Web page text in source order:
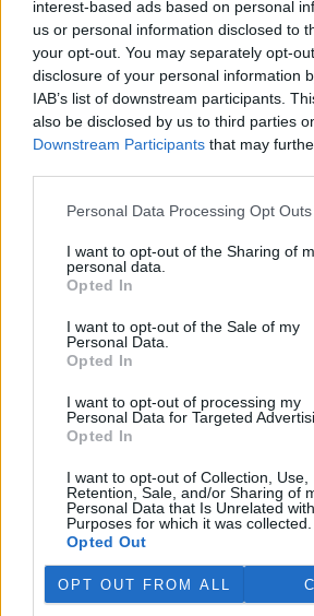
interest-based ads based on personal
us or personal information disclosed to
your opt-out. You may separately opt-
disclosure of your personal information
IAB’s list of downstream participants.
also be disclosed by us to third parties
Downstream Participants that may
Personal Data Processing Opt Outs
I want to opt-out of the Sharing of
personal data.
Opted In
I want to opt-out of the Sale of my
Personal Data.
Opted In
I want to opt-out of processing my
Personal Data for Targeted
Opted In
I want to opt-out of Collection, Use,
Retention, Sale, and/or Sharing of
Personal Data that Is Unrelated
Purposes for which it was collected.
Opted Out
OPT OUT FROM ALL
krajích
ptáků.
zajištěním zvířat celníkům pomohly zoo v
ostravské zahradě také papoušci nalezli
tiskové zprávě nawebucelníků to oznámila
Martina Kaňková. Případem se zabývá
Island vyhostí aktivisty bojující proti
pronásledovali velrybáře
5.8.2026 19:54 ( ČTK)
poté,
jejich loď, která pronásledovala velrybářské
Watsona jsou od té doby zadržováni v
palubě nebyl. Píše o tom agentura AFP s
policii.
Záchranná stanice v Praze přijímá
volně žijících zvířat
5.8.2026 17:40 | PRAHA (
Kvůli